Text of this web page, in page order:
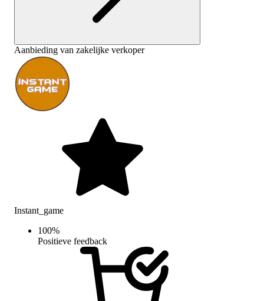
Aanbieding van zakelijke verkoper
Instant_game
100%
Positieve feedback